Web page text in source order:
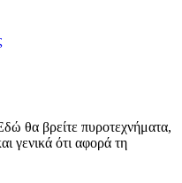
θα βρείτε πυροτεχνήματα,
γενικά ότι αφορά τη